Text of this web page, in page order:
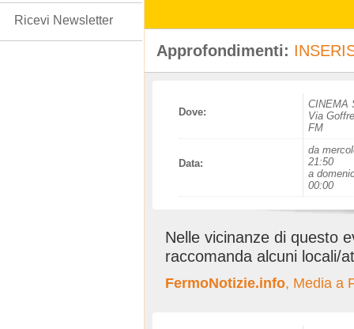
Approfondimenti:
Dove:
CINEMA
Via
FM
Data:
da
21:50
a
00:00
Nelle vicinanze di questo
raccomanda alcuni locali/
FermoNotizie.info, Media a
Ricevi Newsletter